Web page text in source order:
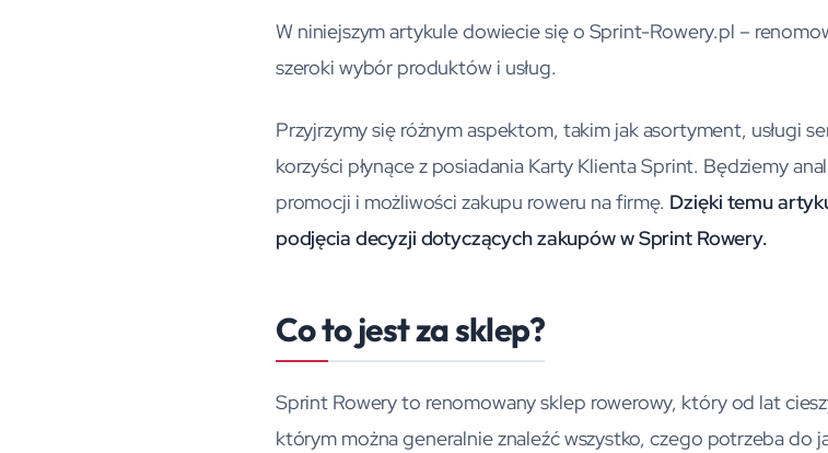
W niniejszym artykule dowiecie się o Sprint-Rowery.pl –
szeroki wybór produktów i usług.
Przyjrzymy się różnym aspektom, takim jak asortyment, usługi
korzyści płynące z posiadania Karty Klienta Sprint. Będziemy
promocji i możliwości zakupu roweru na firmę. Dzięki temu
podjęcia decyzji dotyczących zakupów w Sprint Rowery.
Co to jest za sklep?
Sprint Rowery to renomowany sklep rowerowy, który od lat
którym można generalnie znaleźć wszystko, czego potrzeba do